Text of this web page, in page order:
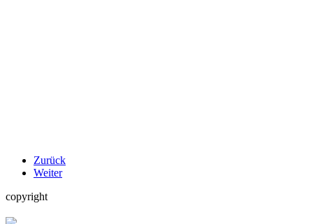
Zurück
Weiter
copyright